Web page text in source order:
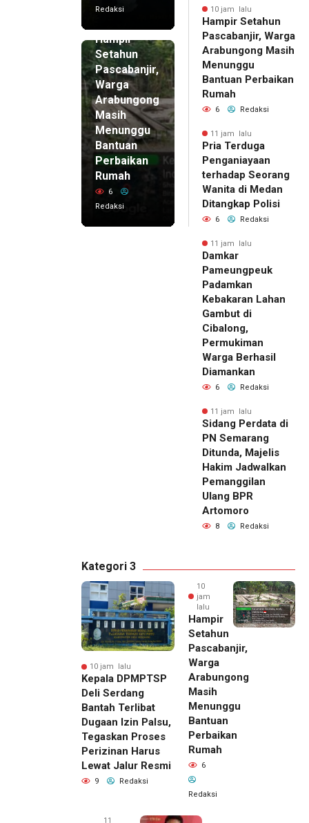
Redaksi
Hampir
Setahun
Pascabanjir,
Warga
Arabungong
Masih
Menunggu
Bantuan
Perbaikan
Rumah
6
Redaksi
10 jam lalu
Hampir Setahun
Pascabanjir, Warga
Arabungong Masih
Menunggu
Bantuan Perbaikan
Rumah
6 Redaksi
11 jam lalu
Pria Terduga
Penganiayaan
terhadap Seorang
Wanita di Medan
Ditangkap Polisi
6 Redaksi
11 jam lalu
Damkar
Pameungpeuk
Padamkan
Kebakaran Lahan
Gambut di
Cibalong,
Permukiman
Warga Berhasil
Diamankan
6 Redaksi
11 jam lalu
Sidang Perdata di
PN Semarang
Ditunda, Majelis
Hakim Jadwalkan
Pemanggilan
Ulang BPR
Artomoro
8 Redaksi
Kategori 3
10 jam lalu
Kepala DPMPTSP
Deli Serdang
Bantah Terlibat
Dugaan Izin Palsu,
Tegaskan Proses
Perizinan Harus
Lewat Jalur Resmi
9 Redaksi
10
jam
lalu
Hampir
Setahun
Pascabanjir,
Warga
Arabungong
Masih
Menunggu
Bantuan
Perbaikan
Rumah
6
Redaksi
11